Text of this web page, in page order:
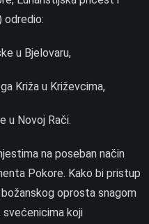
odredio:
u Bjelovaru,
Križa u Križevcima,
u Novoj Rači.
na poseban način
Pokore. Kako bi pristup
oprosta snagom
svećenicima koji